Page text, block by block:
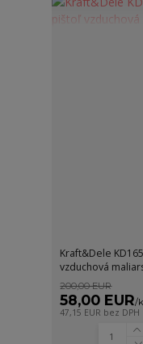
Kraft&Dele
vzduchová
200,00 EUR
58,00 EUR/
47,15 EUR bez DPH